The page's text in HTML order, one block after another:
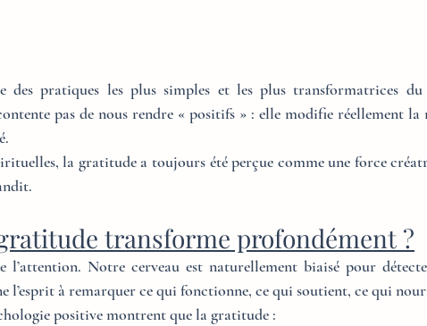
des pratiques les plus simples et les plus transformatrices du
pas de nous rendre « positifs » : elle modifie réellement
la gratitude a toujours été perçue comme une force
transforme profondément ?
l’attention. Notre cerveau est naturellement biaisé pour
l’esprit à remarquer ce qui fonctionne, ce qui soutient, ce qui
positive montrent que la gratitude :